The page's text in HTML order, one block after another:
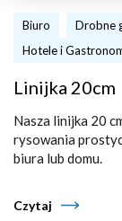
Biuro Drobne
Hotele i
Linijka 20cm
Nasza linijka 20
rysowania
biura lub domu.
Czytaj